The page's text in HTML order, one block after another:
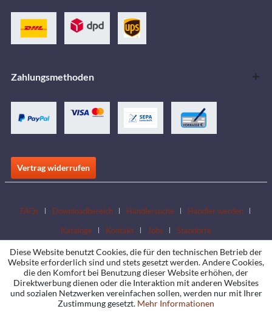
Zahlungsmethoden
Vertrag widerrufen
FAQs Downloadbereich Händlersuche
Händler werden
Kataloge
Kontakt Jobs Standorte
Diese Website benutzt Cookies, die für den technischen Betrieb der
Website erforderlich sind und stets gesetzt werden. Andere Cookies,
die den Komfort bei Benutzung dieser Website erhöhen, der
Direktwerbung dienen oder die Interaktion mit anderen Websites
und sozialen Netzwerken vereinfachen sollen, werden nur mit Ihrer
Zustimmung gesetzt. Mehr Informationen